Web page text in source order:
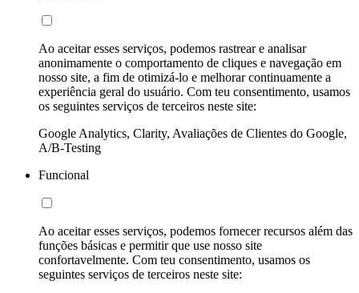
Ao aceitar esses serviços, podemos rastrear e analisar
anonimamente o comportamento de cliques e navegação em
nosso site, a fim de otimizá-lo e melhorar continuamente a
experiência geral do usuário. Com teu consentimento, usamos
os seguintes serviços de terceiros neste site:
Google Analytics, Clarity, Avaliações de Clientes do Google,
A/B-Testing
Funcional
Ao aceitar esses serviços, podemos fornecer recursos além das
funções básicas e permitir que use nosso site
confortavelmente. Com teu consentimento, usamos os
seguintes serviços de terceiros neste site: